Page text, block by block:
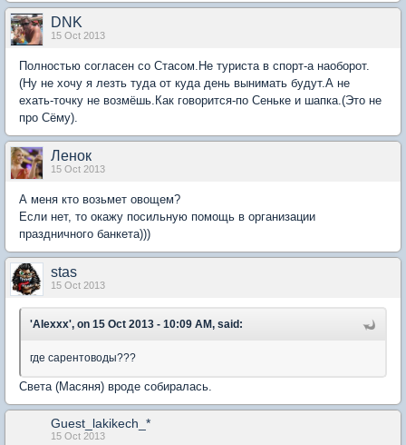
DNK
15 Oct 2013
Полностью согласен со Стасом.Не туриста в спорт-а наоборот.
(Ну не хочу я лезть туда от куда день вынимать будут.А не
ехать-точку не возмёшь.Как говорится-по Сеньке и шапка.(Это не
про Сёму).
Ленок
15 Oct 2013
А меня кто возьмет овощем?
Если нет, то окажу посильную помощь в организации
праздничного банкета)))
stas
15 Oct 2013
'Alexxx', on 15 Oct 2013 - 10:09 AM, said:
где сарентоводы???
Света (Масяня) вроде собиралась.
Guest_lakikech_*
15 Oct 2013